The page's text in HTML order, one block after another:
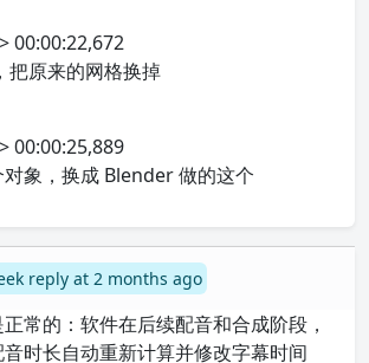
00:00:22,672
原来的网格换掉
00:00:25,889
象，换成 Blender 做的这个
reply at 2 months ago
常的：软件在后续配音和合成阶段，
时长自动重新计算并修改字幕时间